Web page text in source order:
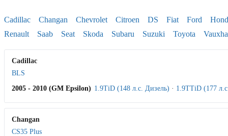
Cadillac Changan Chevrolet Citroen DS Fiat Ford
Renault
Saab Seat Skoda Subaru Suzuki Toyota
Cadillac
BLS
2005 - 2010 (GM Epsilon) 1.9TiD (148 л.с. Дизель) · 1.9TTiD (177
Changan
CS35 Plus